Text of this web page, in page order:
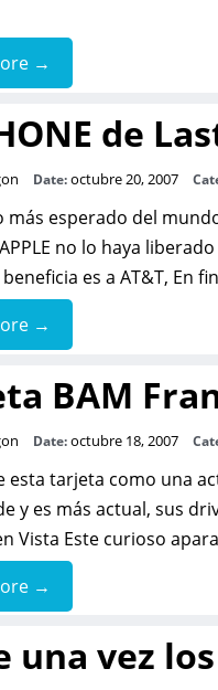
→
de
Date:octubre 20, 2007
más esperado del
no lo haya
es a AT&T, En
→
BAM
Date:octubre 18, 2007
esta tarjeta como una
y es más actual, sus
Vista Este curioso
→
una vez